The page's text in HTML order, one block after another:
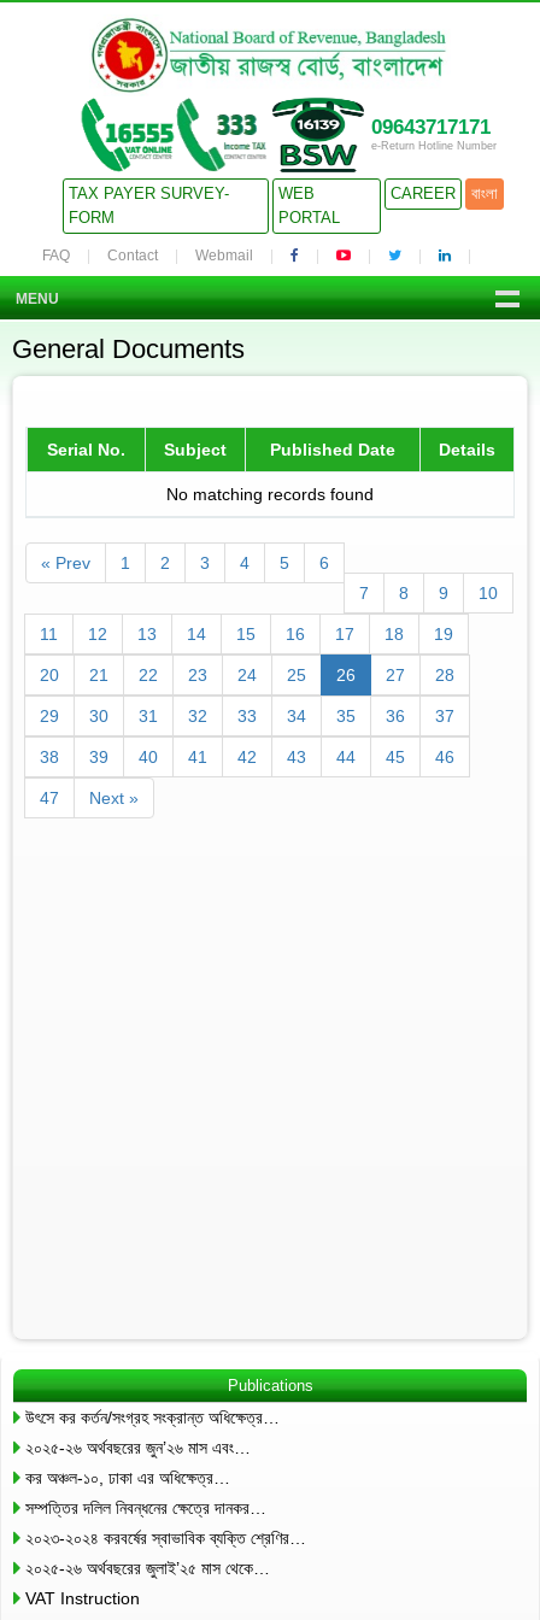
09643717171
e-Return Hotline Number
TAX PAYER SURVEY-
FORM
WEB
PORTAL
CAREER বাংলা
FAQ Contact Webmail
MENU
General Documents
Serial No. Subject Published Date Details
No matching records found
« Prev 1 2 3 4 5
6
7
8 9 10
11 12 13 14 15 16 17 18 19
20 21 22 23 24 25 26 27 28
29 30 31 32 33 34 35 36 37
38 39 40 41 42 43 44 45 46
47 Next »
Publications
উৎসে কর কর্তন/সংগ্রহ সংক্রান্ত অধিক্ষেত্র…
২০২৫-২৬ অর্থবছরের জুন’২৬ মাস এবং…
কর অঞ্চল-১০, ঢাকা এর অধিক্ষেত্র…
সম্পত্তির দলিল নিবন্ধনের ক্ষেত্রে দানকর…
২০২৩-২০২৪ করবর্ষের স্বাভাবিক ব্যক্তি শ্রেণির…
২০২৫-২৬ অর্থবছরের জুলাই’২৫ মাস থেকে…
VAT Instruction